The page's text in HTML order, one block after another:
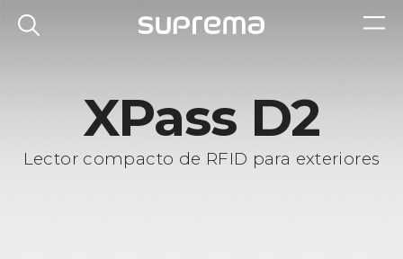
XPass D2
Lector compacto de RFID para exteriores